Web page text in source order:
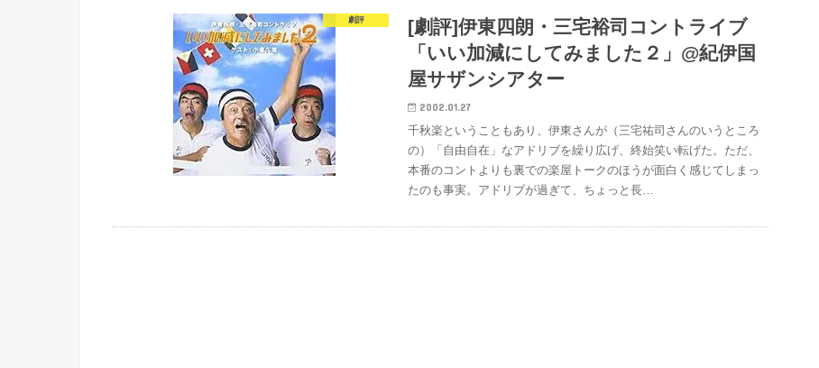
劇評
[劇評]伊東四朗・三宅裕司コントライブ
「いい加減にしてみました２」@紀伊国
屋サザンシアター
2002.01.27
千秋楽ということもあり、伊東さんが（三宅祐司さんのいうところ
の）「自由自在」なアドリブを繰り広げ、終始笑い転げた。ただ、
本番のコントよりも裏での楽屋トークのほうが面白く感じてしまっ
たのも事実。アドリブが過ぎて、ちょっと長…